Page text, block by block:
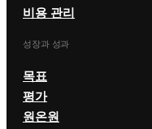
비용 관리
성장과 성과
목표
평가
원온원